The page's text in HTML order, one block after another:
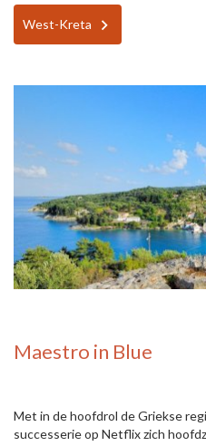
West-Kreta
Maestro in Blue
Met in de hoofdrol de Griekse
successerie op Netflix zich